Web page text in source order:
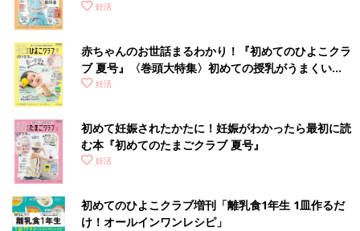
妊活
赤ちゃんのお世話まるわかり！『初めてのひよこクラ
ブ 夏号』〈巻頭大特集〉初めての授乳がうまくい
く！ おっぱい・ミルクの基本と夏のトラブル 解決テ
妊活
初めて妊娠されたかたに！妊娠がわかったら最初に読
む本『初めてのたまごクラブ 夏号』
妊活
初めてのひよこクラブ増刊「離乳食1年生 1皿作るだ
け！オールインワン​レシピ」